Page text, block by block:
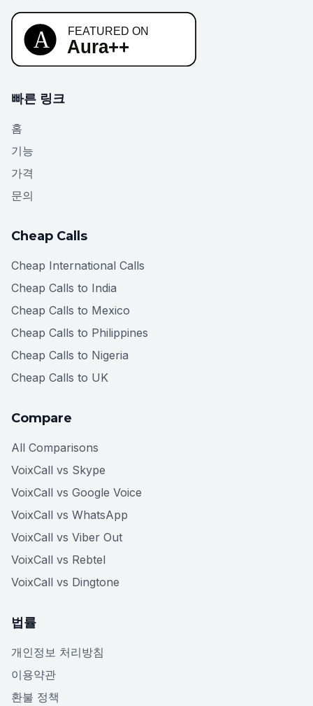
빠른 링크
홈
기능
가격
문의
Cheap Calls
Cheap International Calls
Cheap Calls to India
Cheap Calls to Mexico
Cheap Calls to Philippines
Cheap Calls to Nigeria
Cheap Calls to UK
Compare
All Comparisons
VoixCall vs Skype
VoixCall vs Google Voice
VoixCall vs WhatsApp
VoixCall vs Viber Out
VoixCall vs Rebtel
VoixCall vs Dingtone
법률
개인정보 처리방침
이용약관
환불 정책